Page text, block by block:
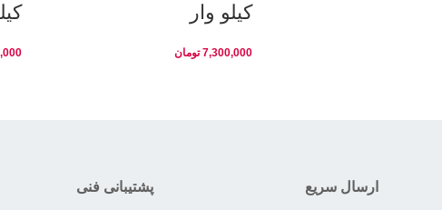
کیلو وار
7,300,000 تومان
پشتیبانی فنی ارسال سریع